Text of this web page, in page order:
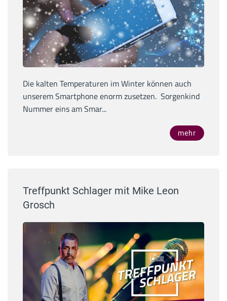
Die kalten Temperaturen im Winter können auch
unserem Smartphone enorm zusetzen. Sorgenkind
Nummer eins am Smar...
mehr
Treffpunkt Schlager mit Mike Leon
Grosch